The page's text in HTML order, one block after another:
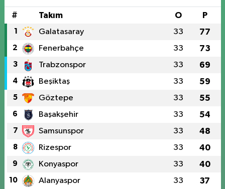
# Takım O P
1 Galatasaray 33 77
2 Fenerbahçe 33 73
3 Trabzonspor 33 69
4 Beşiktaş 33 59
5 Göztepe 33 55
6 Başakşehir 33 54
7 Samsunspor 33 48
8 Rizespor 33 40
9 Konyaspor 33 40
10 Alanyaspor 33 37